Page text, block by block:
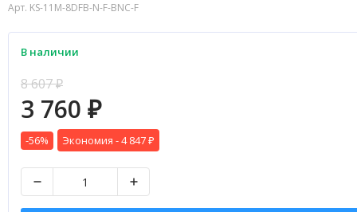
Арт. KS-11M-8DFB-N-F-BNC-F
В наличии
8 607₽
3 760 ₽
-56% Экономия -4 847 ₽